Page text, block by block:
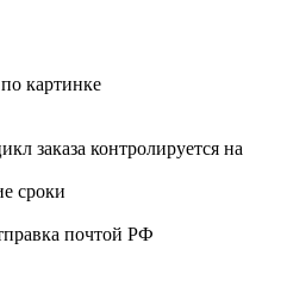
картинке
заказа контролируется на
сроки
почтой РФ